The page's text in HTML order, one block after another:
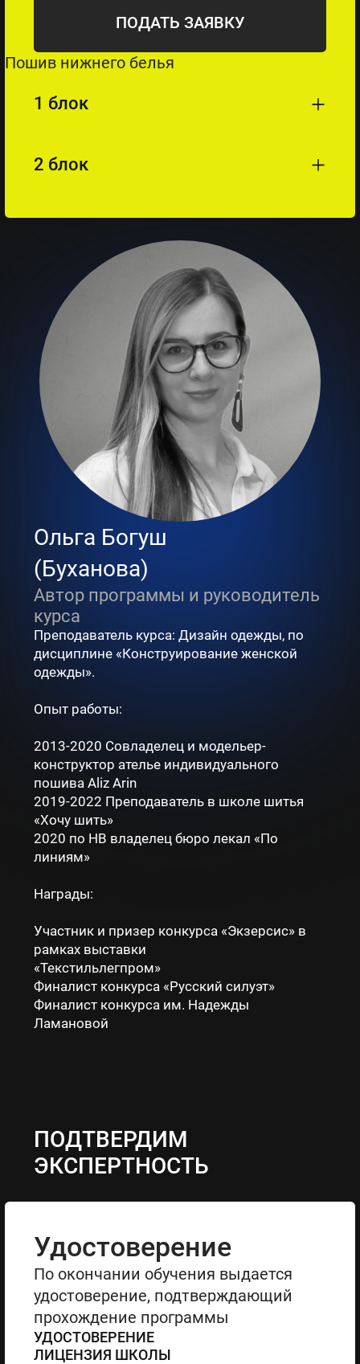
ПОДАТЬ ЗАЯВКУ
Пошив нижнего белья
1 блок
2 блок
Ольга Богуш
(Буханова)
Автор программы и руководитель
курса
Преподаватель курса: Дизайн одежды, по
дисциплине «Конструирование женской
одежды».
Опыт работы:
2013-2020 Совладелец и модельер-
конструктор ателье индивидуального
пошива Aliz Arin
2019-2022 Преподаватель в школе шитья
«Хочу шить»
2020 по НВ владелец бюро лекал «По
линиям»
Награды:
Участник и призер конкурса «Экзерсис» в
рамках выставки
«Текстильлегпром»
Финалист конкурса «Русский силуэт»
Финалист конкурса им. Надежды
Ламановой
ПОДТВЕРДИМ
ЭКСПЕРТНОСТЬ
Удостоверение
По окончании обучения выдается
удостоверение, подтверждающий
прохождение программы
УДОСТОВЕРЕНИЕ
ЛИЦЕНЗИЯ ШКОЛЫ